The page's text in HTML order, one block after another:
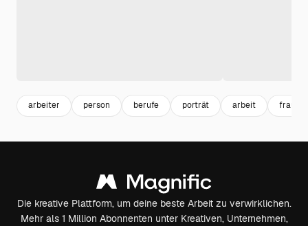
arbeiter person berufe porträt arbeit frau
Die kreative Plattform, um deine beste Arbeit zu verwirklichen.
Mehr als 1 Million Abonnenten unter Kreativen, Unternehmen,